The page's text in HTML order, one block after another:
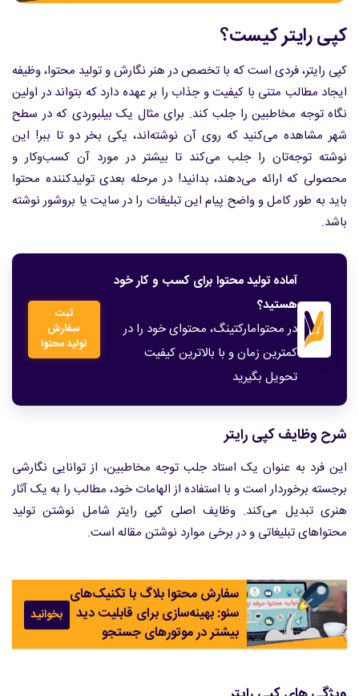
کپی رایتر کیست؟
کپی رایتر، فردی است که با تخصص در هنر نگارش و تولید محتوا، وظیفه
ایجاد مطالب متنی با کیفیت و جذاب را بر عهده دارد که بتواند در اولین
نگاه توجه مخاطبین را جلب کند. برای مثال یک بیلبوردی که در سطح
شهر مشاهده می‌کنید که روی آن نوشته‌اند، یکی بخر دو تا ببر! این
نوشته توجه‌تان را جلب می‌کند تا بیشتر در مورد آن کسب‌وکار و
محصولی که ارائه می‌دهند، بدانید! در مرحله بعدی تولیدکننده محتوا
باید به طور کامل و واضح پیام این تبلیغات را در سایت یا بروشور نوشته
باشد.
آماده تولید محتوا برای کسب و کار خود
هستید؟
در محتوامارکتینگ، محتوای خود را در
کمترین زمان و با بالاترین کیفیت
تحویل بگیرید
ثبت
سفارش
تولید محتوا
شرح وظایف کپی رایتر
این فرد به عنوان یک استاد جلب توجه مخاطبین، از توانایی نگارشی
برجسته برخوردار است و با استفاده از الهامات خود، مطالب را به یک آثار
هنری تبدیل می‌کند. وظایف اصلی کپی رایتر شامل نوشتن تولید
محتواهای تبلیغاتی و در برخی موارد نوشتن مقاله‌ است.
سفارش محتوا بلاگ با تکنیک‌های
سئو: بهینه‌سازی برای قابلیت دید
بیشتر در موتورهای جستجو
بخوانید